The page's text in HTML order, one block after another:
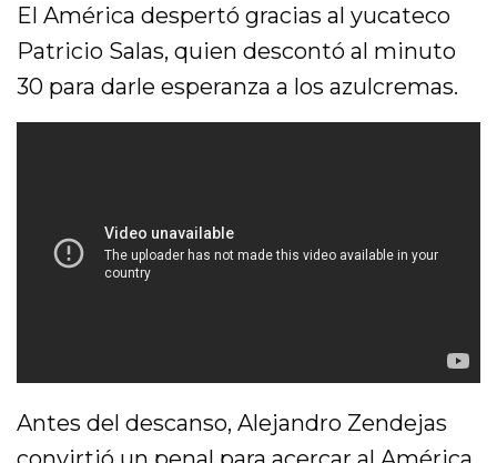
El América despertó gracias al yucateco
Patricio Salas, quien descontó al minuto
30 para darle esperanza a los azulcremas.
Antes del descanso, Alejandro Zendejas